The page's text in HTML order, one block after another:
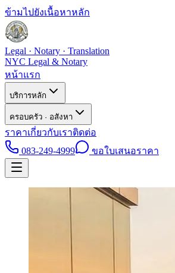
ข้ามไปยังเนื้อหาหลัก
Legal · Notary · Translation
NYC Legal & Notary
หน้าแรก
บริการหลัก
ครอบครัว · อสังหา
ราคาเกี่ยวกับเราติดต่อ
083-249-4999
ขอใบเสนอราคา